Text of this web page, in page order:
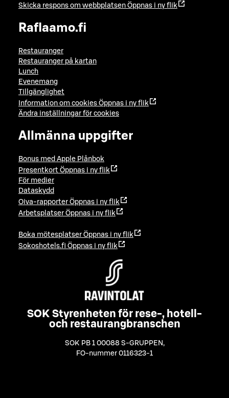
Skicka respons om webbplatsen Öppnas i ny flik
Raflaamo.fi
Restauranger
Restauranger på kartan
Lunch
Evenemang
Tillgänglighet
Information om cookies Öppnas i ny flik
Ändra inställningar för cookies
Allmänna uppgifter
Bonus med Apple Plånbok
Presentkort Öppnas i ny flik
För medier
Dataskydd
Oiva-rapporter Öppnas i ny flik
Arbetsplatser Öppnas i ny flik
Boka mötesplatser Öppnas i ny flik
Sokoshotels.fi Öppnas i ny flik
SOK Styrenheten för rese-, hotell-
och restaurangbranschen
SOK PB 1 00088 S-GRUPPEN ,
FO-nummer 0116323-1